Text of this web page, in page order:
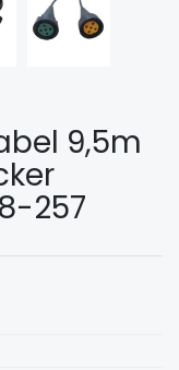
9,5m
257